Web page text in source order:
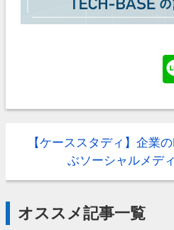
【ケーススタディ】企業
ぶソーシャルメデ
オススメ記事一覧